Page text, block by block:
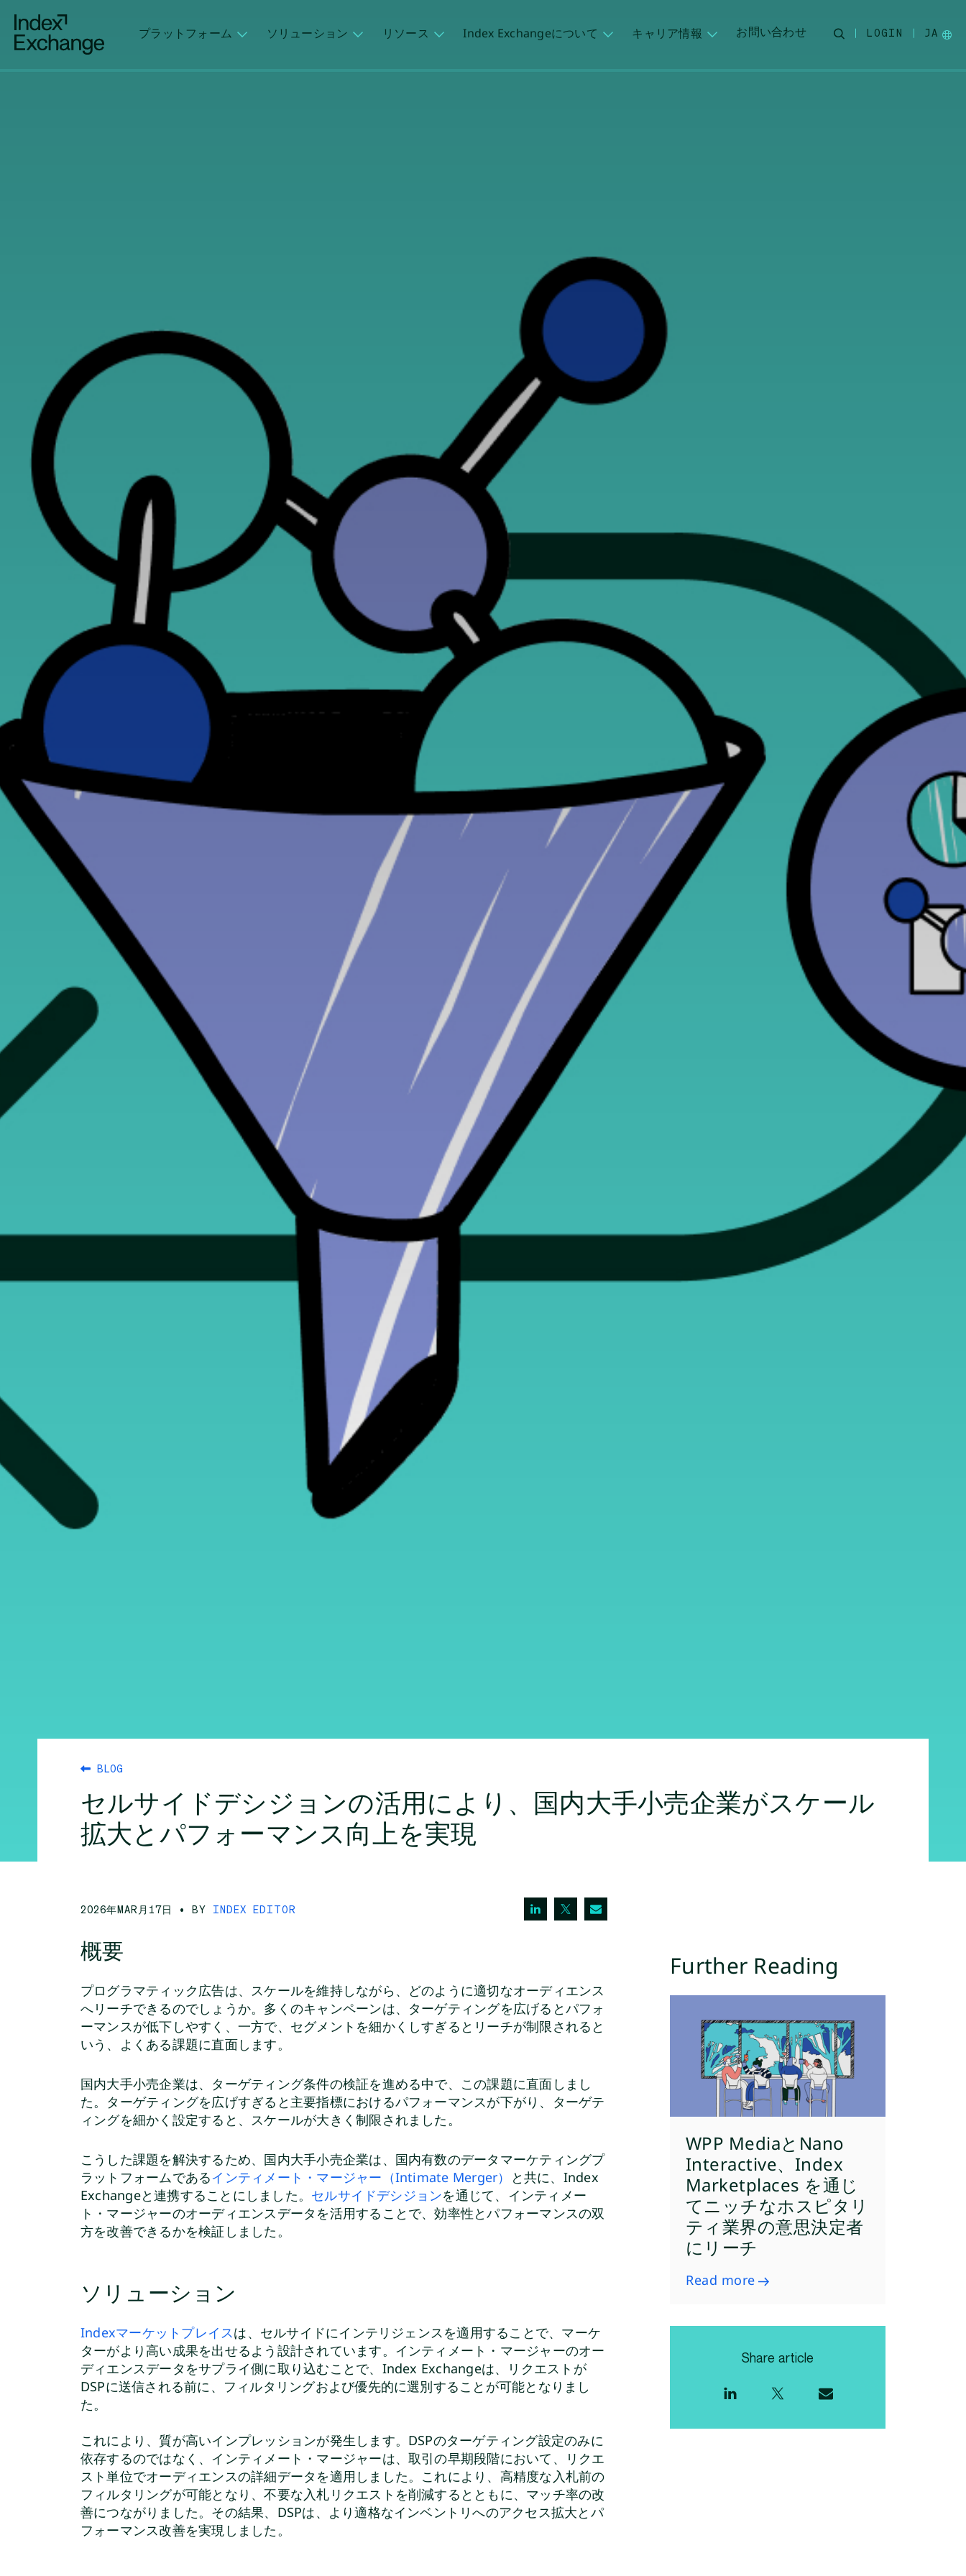
Index Exchange Home page
プラットフォーム ソリューション リソース Index Exchangeについて キャリア情報 お問い合わせ LOGIN JA
BLOG
セルサイドデシジョンの活用により、国内大手小売企業がスケール
拡大とパフォーマンス向上を実現
2026年MAR月17日 • BY INDEX EDITOR
概要
プログラマティック広告は、スケールを維持しながら、どのように適切なオーディエンス
へリーチできるのでしょうか。多くのキャンペーンは、ターゲティングを広げるとパフォ
ーマンスが低下しやすく、一方で、セグメントを細かくしすぎるとリーチが制限されると
いう、よくある課題に直面します。
国内大手小売企業は、ターゲティング条件の検証を進める中で、この課題に直面しまし
た。ターゲティングを広げすぎると主要指標におけるパフォーマンスが下がり、ターゲテ
ィングを細かく設定すると、スケールが大きく制限されました。
こうした課題を解決するため、国内大手小売企業は、国内有数のデータマーケティングプ
ラットフォームであるインティメート・マージャー（Intimate Merger）
と共に、Index
Exchangeと連携することにしました。 セルサイドデシジョンを通じて、インティメー
ト・マージャーのオーディエンスデータを活用することで、効率性とパフォーマンスの双
方を改善できるかを検証しました。
ソリューション
Indexマーケットプレイスは、セルサイドにインテリジェンスを適用することで、マーケ
ターがより高い成果を出せるよう設計されています。インティメート・マージャーのオー
ディエンスデータをサプライ側に取り込むことで、Index Exchangeは、リクエストが
DSPに送信される前に、フィルタリングおよび優先的に選別することが可能となりまし
た。
これにより、質が高いインプレッションが発生します。DSPのターゲティング設定のみに
依存するのではなく、インティメート・マージャーは、取引の早期段階において、リクエ
スト単位でオーディエンスの詳細データを適用しました。これにより、高精度な入札前の
フィルタリングが可能となり、不要な入札リクエストを削減するとともに、マッチ率の改
善につながりました。その結果、DSPは、より適格なインベントリへのアクセス拡大とパ
フォーマンス改善を実現しました。
Further Reading
WPP MediaとNano
Interactive、Index
Marketplaces を通じ
てニッチなホスピタリ
ティ業界の意思決定者
にリーチ
Read more
Share article